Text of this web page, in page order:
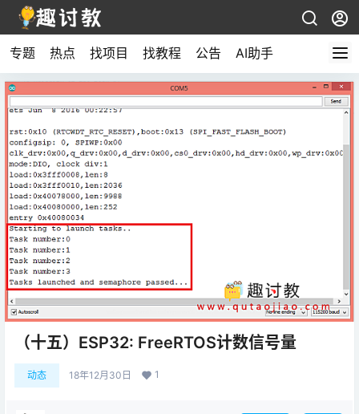
专题 热点 找项目 找教程 公告 AI助手
（十五）ESP32: FreeRTOS计数信号量
动态 18年12月30日 1